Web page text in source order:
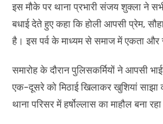
इस मौके पर थाना प्रभारी संजय शुक्ला ने
बधाई देते हुए कहा कि होली आपसी प्रेम,
है। इस पर्व के माध्यम से समाज में एकता और
समारोह के दौरान पुलिसकर्मियों ने आपसी
एक-दूसरे को मिठाई खिलाकर खुशियां साझा
थाना परिसर में हर्षोल्लास का माहौल बना